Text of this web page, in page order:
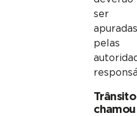
ser
apuradas
pelas
Trânsito
chamou